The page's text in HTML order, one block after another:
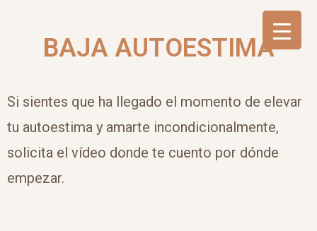
BAJA AUTOESTIMA
Si sientes que ha llegado el momento de elevar
tu autoestima y amarte incondicionalmente,
solicita el vídeo donde te cuento por dónde
empezar.